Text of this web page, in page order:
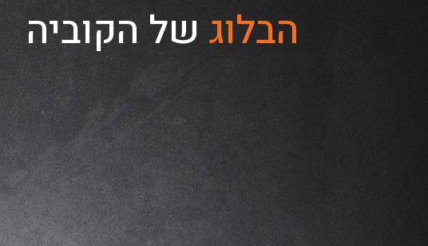
הבלוג של הקוביה